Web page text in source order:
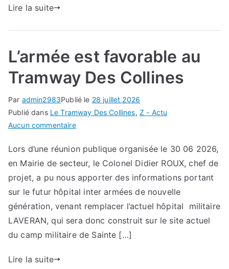
Lire la suite
L’armée est favorable au
Tramway Des Collines
Par admin2983Publié le 28 juillet 2026
Publié dans Le Tramway Des Collines, Z - Actu
Aucun commentairesur
est
favorable
au
Tramway
Collines
Lors d’une réunion publique organisée le 30 06 2026,
en Mairie de secteur, le Colonel Didier ROUX, chef de
projet, a pu nous apporter des informations portant
sur le futur hôpital inter armées de nouvelle
génération, venant remplacer l’actuel hôpital militaire
LAVERAN, qui sera donc construit sur le site actuel
du camp militaire de Sainte […]
Lire la suite